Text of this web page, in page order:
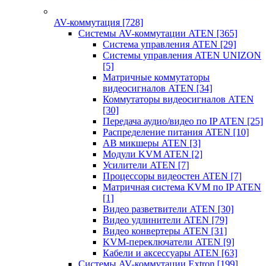
AV-коммутация [728]
Системы AV-коммутации ATEN [365]
Система управления ATEN [29]
Системы управления ATEN UNIZON
[5]
Матричные коммутаторы
видеосигналов ATEN [34]
Коммутаторы видеосигналов ATEN
[30]
Передача аудио/видео по IP ATEN [25]
Распределение питания ATEN [10]
АВ микшеры ATEN [3]
Модули KVM ATEN [2]
Усилители ATEN [7]
Процессоры видеостен ATEN [7]
Матричная система KVM по IP ATEN
[1]
Видео разветвители ATEN [30]
Видео удлинители ATEN [79]
Видео конвертеры ATEN [31]
KVM-переключатели ATEN [9]
Кабели и аксессуары ATEN [63]
Системы AV-коммутации Extron [199]